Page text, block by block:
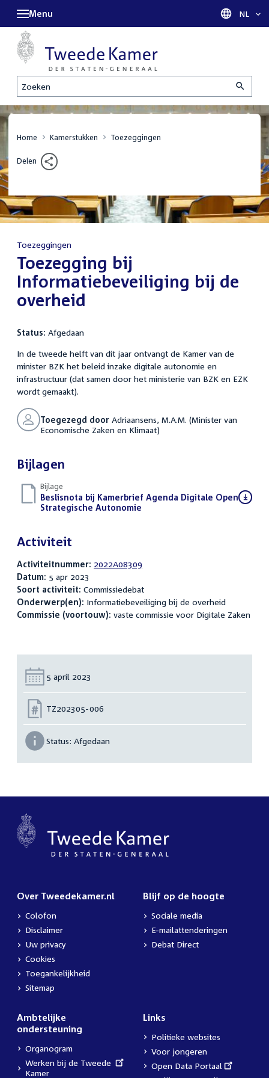
Zoeken
Menu Taal
NL
Home Kamerstukken Toezeggingen
Delen
Toezeggingen
:Toezegging bij
Informatiebeveiliging bij de
overheid
Status: Afgedaan
In de tweede helft van dit jaar ontvangt de Kamer van de
minister BZK het beleid inzake digitale autonomie en
infrastructuur (dat samen door het ministerie van BZK en EZK
wordt gemaakt).
Toegezegd doorAdriaansens, M.A.M. (Minister van
Economische Zaken en Klimaat)
Bijlagen
Bijlage
Download
bestand:
Beslisnota bij Kamerbrief Agenda Digitale Open
Strategische Autonomie
Activiteit
Activiteitnummer: 2022A08309
Datum: 5 apr 2023
Soort activiteit: Commissiedebat
Onderwerp(en): Informatiebeveiliging bij de overheid
Commissie (voortouw): vaste commissie voor Digitale Zaken
Datum:
5 april 2023
Nummer:
TZ202305-006
Status: Afgedaan
Over Tweedekamer.nl
Colofon
Disclaimer
Uw privacy
Cookies
Toegankelijkheid
Sitemap
Blijf op de hoogte
Sociale media
E-mailattenderingen
Debat Direct
Ambtelijke
ondersteuning
Organogram
External
link:
Werken bij de Tweede
Kamer
Links
Politieke websites
Voor jongeren
External
link:
Open Data Portaal